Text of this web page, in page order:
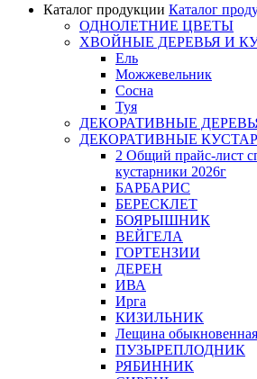
Каталог продукции Каталог
ОДНОЛЕТНИЕ ЦВЕТЫ
ХВОЙНЫЕ ДЕРЕВЬЯ И
Ель
Можжевельник
Сосна
Туя
ДЕКОРАТИВНЫЕ
ДЕКОРАТИВНЫЕ
2 Общий прайс-лист
кустарники 2026г
БАРБАРИС
БЕРЕСКЛЕТ
БОЯРЫШНИК
ВЕЙГЕЛА
ГОРТЕНЗИИ
ДЕРЕН
ИВА
Ирга
КИЗИЛЬНИК
Лещина обыкновенная
ПУЗЫРЕПЛОДНИК
РЯБИННИК